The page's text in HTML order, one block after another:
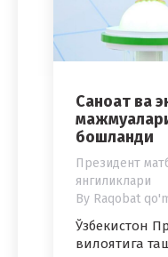
Саноат ва
бошланди
Президент
янгиликлари
By Raqobat
Ўзбекистон
вилоятига